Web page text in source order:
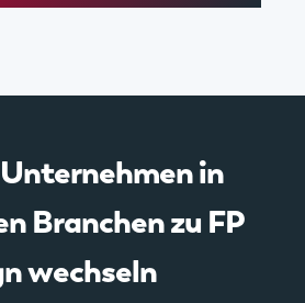
in
Branchen zu FP
wechseln